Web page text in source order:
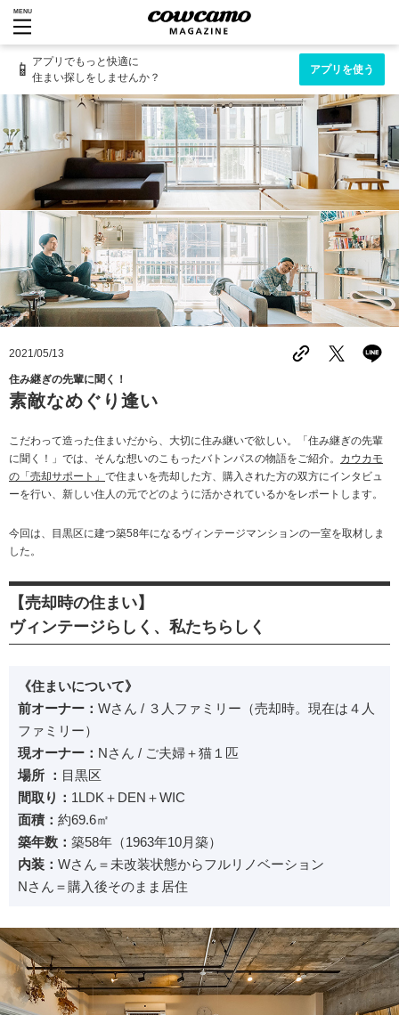
MENU
📱 アプリでもっと快適に
住まい探しをしませんか？
アプリを使う
2021/05/13
住み継ぎの先輩に聞く！
素敵なめぐり逢い
こだわって造った住まいだから、大切に住み継いで欲しい。「住み継ぎの先輩
に聞く！」では、そんな想いのこもったバトンパスの物語をご紹介。 カウカモ
の「売却サポート」 で住まいを売却した方、購入された方の双方にインタビュ
ーを行い、新しい住人の元でどのように活かされているかをレポートします。
今回は、目黒区に建つ築58年になるヴィンテージマンションの一室を取材しま
した。
【売却時の住まい】
ヴィンテージらしく、私たちらしく
《住まいについて》
前オーナー： Wさん / ３人ファミリー（売却時。現在は４人
ファミリー）
現オーナー： Nさん / ご夫婦＋猫１匹
場所 ： 目黒区
間取り： 1LDK＋DEN＋WIC
面積： 約69.6㎡
築年数： 築58年（1963年10月築）
内装： Wさん＝未改装状態からフルリノベーション
Nさん＝購入後そのまま居住